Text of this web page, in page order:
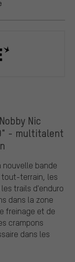
Nic
- multitalent
nouvelle bande
tout-terrain, les
trails d'enduro
dans la zone
freinage et de
crampons
dans les